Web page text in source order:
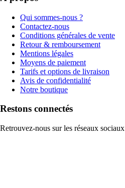
Qui sommes-nous ?
Contactez-nous
Conditions générales de vente
Retour & remboursement
Mentions légales
Moyens de paiement
Tarifs et options de livraison
Avis de confidentialité
Notre boutique
Restons connectés
Retrouvez-nous sur les réseaux sociaux